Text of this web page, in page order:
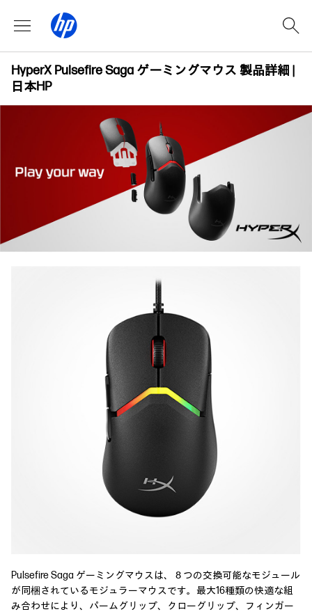
HyperX Pulsefire Saga ゲーミングマウス 製品詳細 |
日本HP
Pulsefire Saga ゲーミングマウスは、８つの交換可能なモジュール
が同梱されているモジュラーマウスです。最大16種類の快適な組
み合わせにより、パームグリップ、クローグリップ、フィンガー